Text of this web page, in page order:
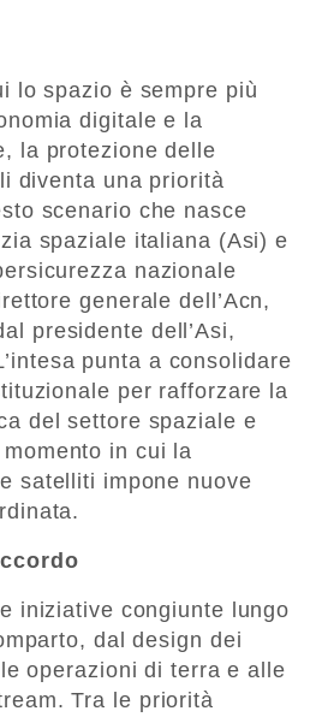
lo spazio è sempre più
digitale e la
la protezione delle
diventa una priorità
scenario che nasce
spaziale italiana (Asi) e
nazionale
generale dell’Acn,
presidente dell’Asi,
punta a consolidare
per rafforzare la
del settore spaziale e
in cui la
satelliti impone nuove
iniziative congiunte lungo
dal design dei
operazioni di terra e alle
Tra le priorità